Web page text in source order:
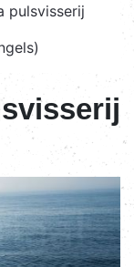
pulsvisserij